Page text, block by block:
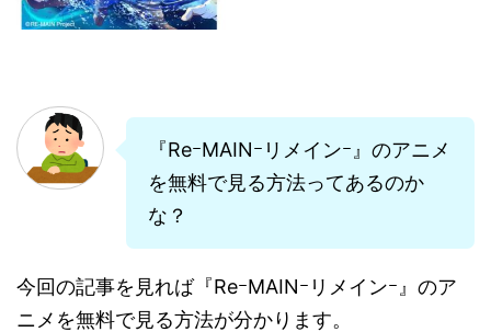
『ReｰMAINｰリメインｰ』のアニメ
を無料で見る方法ってあるのか
な？
今回の記事を見れば『ReｰMAINｰリメインｰ』のア
ニメを無料で見る方法が分かります。